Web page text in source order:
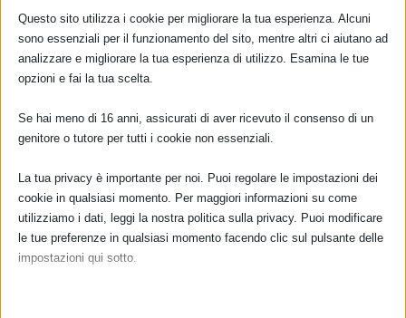
Con grande piacere ospitiamo questo articolo di Silvio
Loddo, neuropsichiatra infantile A fine anni ’70 in un
Ospedale di Bogotà, in Colombia, si registravano
undicimila parti all’anno, molti dei quali ad alto...
PER SAPERNE DI PIÙ
Questo sito utilizza i cookie per migliorare la tua esperienza. Alcuni
sono essenziali per il funzionamento del sito, mentre altri ci aiutano ad
analizzare e migliorare la tua esperienza di utilizzo. Esamina le tue
opzioni e fai la tua scelta.
Se hai meno di 16 anni, assicurati di aver ricevuto il consenso di un
genitore o tutore per tutti i cookie non essenziali.
La tua privacy è importante per noi. Puoi regolare le impostazioni dei
cookie in qualsiasi momento. Per maggiori informazioni su come
utilizziamo i dati, leggi la nostra politica sulla privacy. Puoi modificare
le tue preferenze in qualsiasi momento facendo clic sul pulsante delle
impostazioni qui sotto.